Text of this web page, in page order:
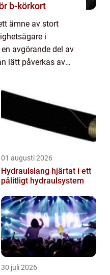
b-körkort
ämne av stort
i
avgörande del av
lätt påverkas av
01 augusti 2026
Hydraulslang hjärtat i ett
pålitligt hydraulsystem
30 juli 2026